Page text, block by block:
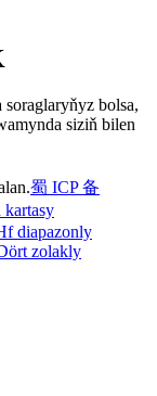
bolsa,
siziň bilen
蜀 ICP 备
kartasy
diapazonly
zolakly